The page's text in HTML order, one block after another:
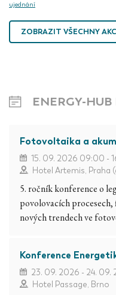
ujednání
ZOBRAZIT VŠECHNY
ENERGY-HUB
Fotovoltaika a
15. 09. 2026 09:00 -
Hotel Artemis, Praha
5. ročník konference o
povolovacích procesech,
nových trendech ve
Konference
23. 09. 2026 - 24. 09.
Hotel Passage, Brno